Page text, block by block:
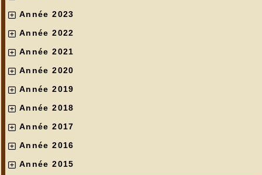
Année 2023
Année 2022
Année 2021
Année 2020
Année 2019
Année 2018
Année 2017
Année 2016
Année 2015